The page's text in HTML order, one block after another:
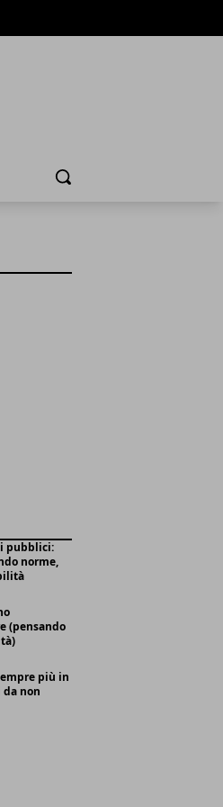
Cerca
pubblici:
norme,
(pensando
più in
non